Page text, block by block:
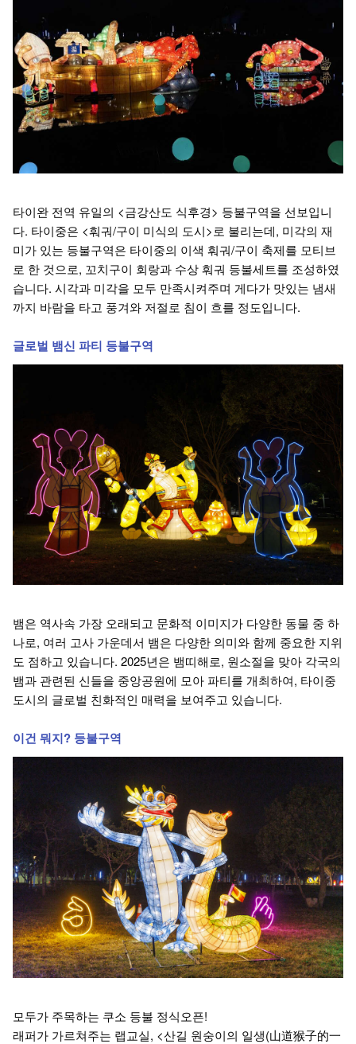
타이완 전역 유일의 <금강산도 식후경> 등불구역을 선보입니
다. 타이중은 <훠궈/구이 미식의 도시>로 불리는데, 미각의 재
미가 있는 등불구역은 타이중의 이색 훠궈/구이 축제를 모티브
로 한 것으로, 꼬치구이 회랑과 수상 훠궈 등불세트를 조성하였
습니다. 시각과 미각을 모두 만족시켜주며 게다가 맛있는 냄새
까지 바람을 타고 풍겨와 저절로 침이 흐를 정도입니다.
글로벌 뱀신 파티 등불구역
뱀은 역사속 가장 오래되고 문화적 이미지가 다양한 동물 중 하
나로, 여러 고사 가운데서 뱀은 다양한 의미와 함께 중요한 지위
도 점하고 있습니다. 2025년은 뱀띠해로, 원소절을 맞아 각국의
뱀과 관련된 신들을 중앙공원에 모아 파티를 개최하여, 타이중
도시의 글로벌 친화적인 매력을 보여주고 있습니다.
이건 뭐지? 등불구역
모두가 주목하는 쿠소 등불 정식오픈!
래퍼가 가르쳐주는 랩교실, <산길 원숭이의 일생(山道猴子的一